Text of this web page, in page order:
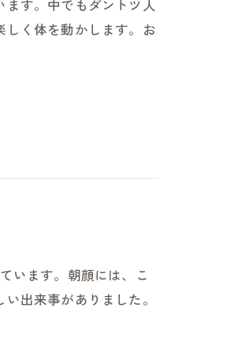
ます。中でもダントツ人
く体を動かします。お
います。朝顔には、こ
出来事がありました。